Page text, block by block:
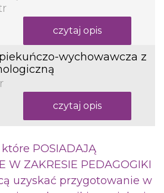
czytaj opis
wychowawcza z
czytaj opis
POSIADAJĄ
W ZAKRESIE PEDAGOGIKI
uzyskać przygotowanie w